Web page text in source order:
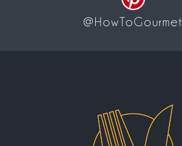
@HowToGourmet